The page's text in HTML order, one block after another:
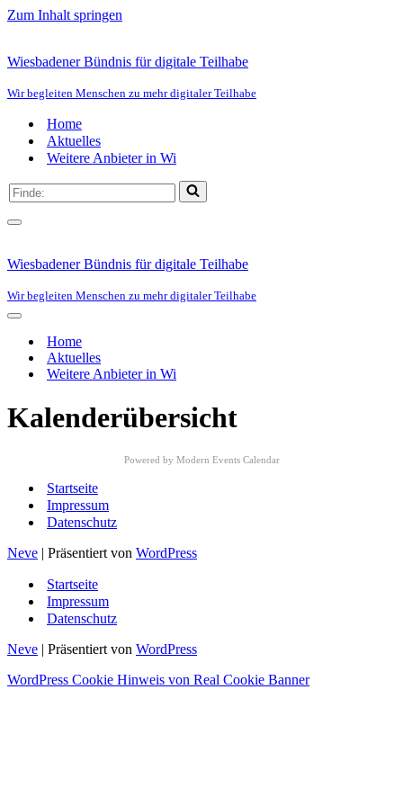
Zum Inhalt springen
Wiesbadener Bündnis für digitale Teilhabe
Wir begleiten Menschen zu mehr digitaler Teilhabe
Home
Aktuelles
Weitere Anbieter in Wi
Suchen
nach …
Navigationsmenü
Wiesbadener Bündnis für digitale Teilhabe
Wir begleiten Menschen zu mehr digitaler Teilhabe
Navigationsmenü
Home
Aktuelles
Weitere Anbieter in Wi
Kalenderübersicht
Powered by Modern Events Calendar
Startseite
Impressum
Datenschutz
Neve | Präsentiert von WordPress
Startseite
Impressum
Datenschutz
Neve | Präsentiert von WordPress
WordPress Cookie Hinweis von Real Cookie Banner